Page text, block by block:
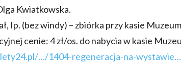
Kwiatkowska.
Ip. (bez windy) – zbiórka przy kasie
cenie: 4 zł/os. do nabycia w kasie
…/1404-regeneracja-na-wystawie…